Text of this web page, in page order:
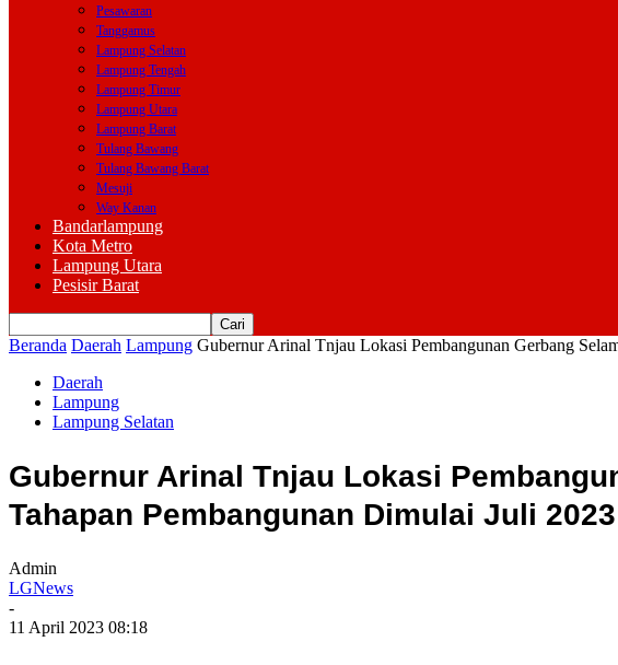
Pesawaran
Tanggamus
Lampung Selatan
Lampung Tengah
Lampung Timur
Lampung Utara
Lampung Barat
Tulang Bawang
Tulang Bawang Barat
Mesuji
Way Kanan
Bandarlampung
Kota Metro
Lampung Utara
Pesisir Barat
Beranda Daerah Lampung Gubernur Arinal Tnjau Lokasi Pembangunan Gerbang
Daerah
Lampung
Lampung Selatan
Gubernur Arinal Tnjau Lokasi
Tahapan Pembangunan Dimulai Juli 2023
Admin
LGNews
-
11 April 2023 08:18